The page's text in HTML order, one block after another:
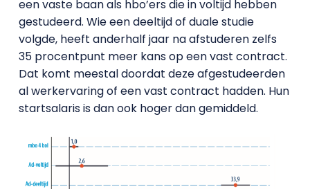
een vaste baan als hbo’ers die in voltijd hebben
gestudeerd. Wie een deeltijd of duale studie
volgde, heeft anderhalf jaar na afstuderen zelfs
35 procentpunt meer kans op een vast contract.
Dat komt meestal doordat deze afgestudeerden
al werkervaring of een vast contract hadden. Hun
startsalaris is dan ook hoger dan gemiddeld.